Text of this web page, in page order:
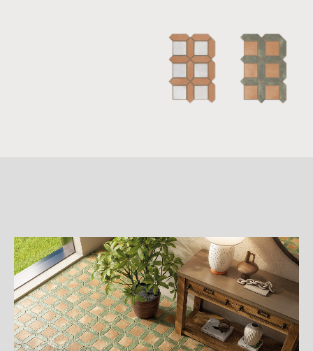
介
紹